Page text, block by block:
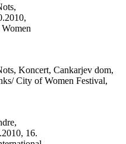
Koncert, Cankarjev dom,
City of Women Festival,
16.